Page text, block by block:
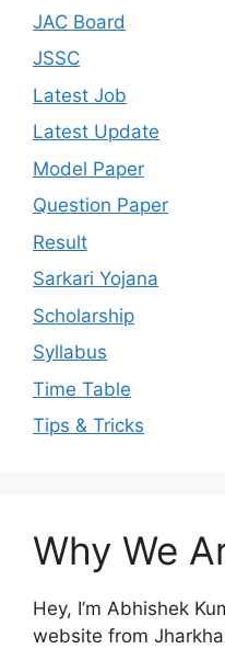
JAC Board
JSSC
Latest Job
Latest Update
Model Paper
Question Paper
Result
Sarkari Yojana
Scholarship
Syllabus
Time Table
Tips & Tricks
Why We
Hey, I’m Abhishek
website from